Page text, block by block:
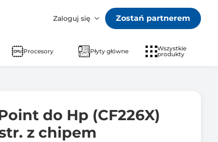
Zaloguj się Zostań partnerem
Procesory Płyty główne
Wszystkie
produkty
do Hp (CF226X)
z chipem